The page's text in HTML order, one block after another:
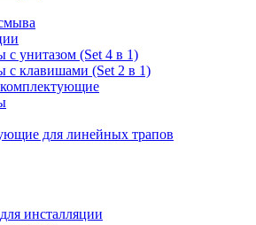
с унитазом (Set 4 в 1)
с клавишами (Set 2 в 1)
для линейных трапов
инсталляции